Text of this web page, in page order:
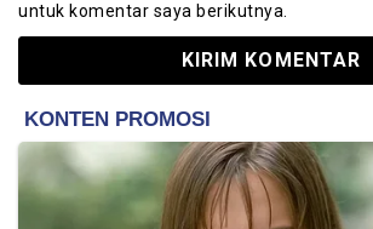
untuk komentar saya berikutnya.